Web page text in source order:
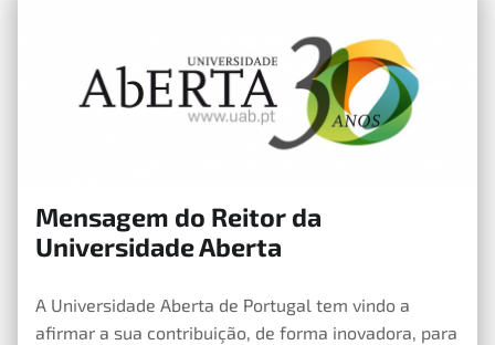
Mensagem do Reitor da
Universidade Aberta
A Universidade Aberta de Portugal tem vindo a
afirmar a sua contribuição, de forma inovadora, para
5 de Junho, 2019